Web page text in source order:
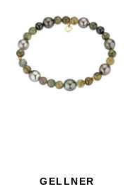
GELLNER